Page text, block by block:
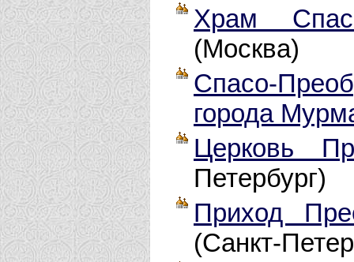
Храм
(Москва)
Спасо-
города
Церковь
Петербург)
Приход
(Санкт-